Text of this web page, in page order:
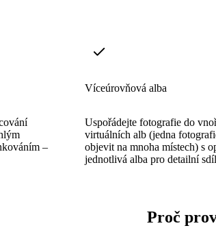
–
Víceúrovňová alba
Uspořádejte fotografie do
virtuálních alb (jedna
objevit na mnoha místech) s
jednotlivá alba pro detailní
Proč